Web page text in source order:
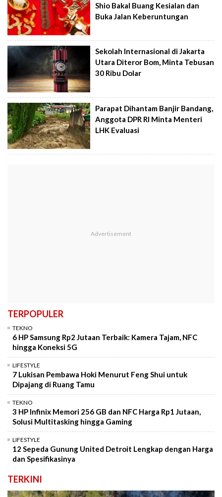
Shio Bakal Buang Kesialan dan
Buka Jalan Keberuntungan
Sekolah Internasional di Jakarta
Utara Diteror Bom, Minta Tebusan
30 Ribu Dolar
Parapat Dihantam Banjir Bandang,
Anggota DPR RI Minta Menteri
LHK Evaluasi
TERPOPULER
TEKNO
6 HP Samsung Rp2 Jutaan Terbaik: Kamera Tajam, NFC
hingga Koneksi 5G
LIFESTYLE
7 Lukisan Pembawa Hoki Menurut Feng Shui untuk
Dipajang di Ruang Tamu
TEKNO
3 HP Infinix Memori 256 GB dan NFC Harga Rp1 Jutaan,
Solusi Multitasking hingga Gaming
LIFESTYLE
12 Sepeda Gunung United Detroit Lengkap dengan Harga
dan Spesifikasinya
TERKINI